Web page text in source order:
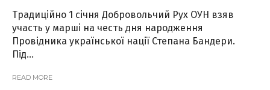
Традиційно 1 січня Добровольчий Рух ОУН взяв
участь у марші на честь дня народження
Провідника української нації Степана Бандери.
Під...
READ MORE